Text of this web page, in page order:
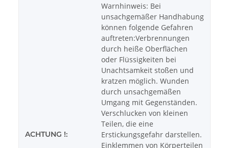
ACHTUNG !:
Warnhinweis: Bei
unsachgemäßer Handhabung
können folgende Gefahren
auftreten:Verbrennungen
durch heiße Oberflächen
oder Flüssigkeiten bei
Unachtsamkeit stoßen und
kratzen möglich. Wunden
durch unsachgemäßen
Umgang mit Gegenständen.
Verschlucken von kleinen
Teilen, die eine
Erstickungsgefahr darstellen.
Einklemmen von Körperteilen